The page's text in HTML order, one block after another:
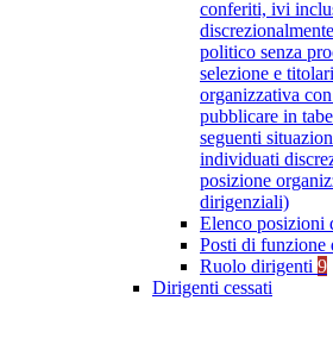
conferiti, ivi
politico senza
selezione e
organizzativa
pubblicare in
seguenti
individuati
posizione
dirigenziali)
Elenco posizioni
Posti di funzione
Ruolo dirigenti 9
Dirigenti cessati